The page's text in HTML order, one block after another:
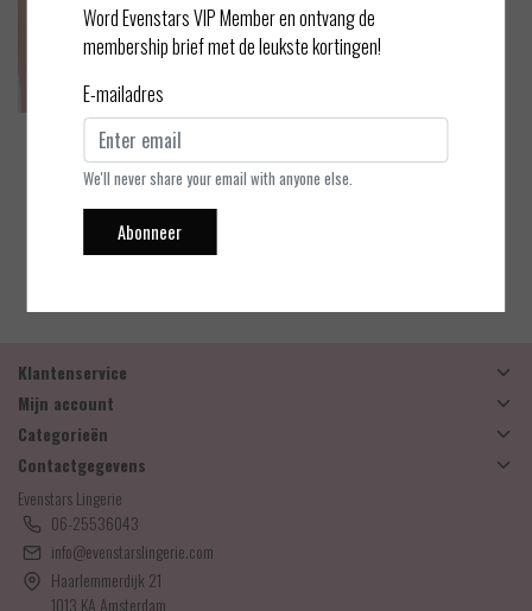
PrimaDonna Twist
Rupi - Hotpants
Klantenservice
Mijn account
Categorieën
Contactgegevens
Evenstars Lingerie
06-25536043
info@evenstarslingerie.com
Haarlemmerdijk 21
1013 KA Amsterdam
Word Evenstars VIP Member en ontvang de
membership brief met de leukste kortingen!
E-mailadres
We'll never share your email with anyone else.
Abonneer